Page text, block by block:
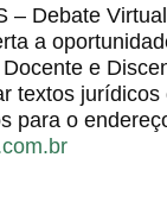
– Debate
a
e
textos
para o